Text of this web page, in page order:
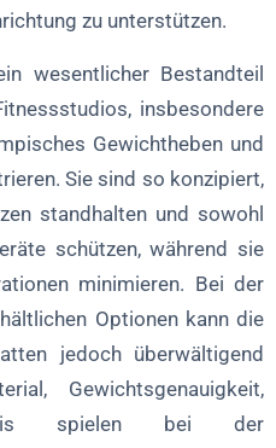
für Ihre Markenidentität
zu unterstützen.
wesentlicher Bestandteil
insbesondere
Gewichtheben und
Sie sind so konzipiert,
standhalten und sowohl
schützen, während sie
minimieren. Bei der
Optionen kann die
jedoch überwältigend
Gewichtsgenauigkeit,
spielen bei der